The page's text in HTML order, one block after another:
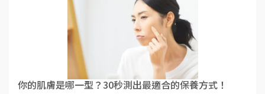
你的肌膚是哪一型？30秒測出最適合的保養方式！